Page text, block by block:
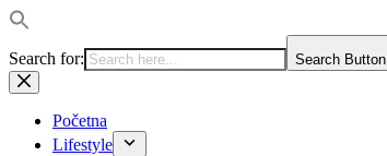
Search for: Search Button
Preskoči
na
sadržajPočetna
Lifestyle